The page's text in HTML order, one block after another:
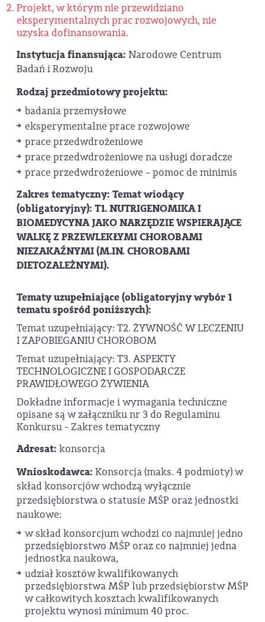
Projekt, w którym nie przewidziano
eksperymentalnych prac rozwojowych, nie
uzyska dofinansowania.
Instytucja finansująca: Narodowe Centrum
Badań i Rozwoju
Rodzaj przedmiotowy projektu:
badania przemysłowe
eksperymentalne prace rozwojowe
prace przedwdrożeniowe
prace przedwdrożeniowe na usługi doradcze
prace przedwdrożeniowe – pomoc de minimis
Zakres tematyczny: Temat wiodący
(obligatoryjny): T1. NUTRIGENOMIKA I
BIOMEDYCYNA JAKO NARZĘDZIE WSPIERAJĄCE
WALKĘ Z PRZEWLEKŁYMI CHOROBAMI
NIEZAKAŹNYMI (M.IN. CHOROBAMI
DIETOZALEŻNYMI).
Tematy uzupełniające (obligatoryjny wybór 1
tematu spośród poniższych):
Temat uzupełniający: T2. ŻYWNOŚĆ W LECZENIU
I ZAPOBIEGANIU CHOROBOM
Temat uzupełniający: T3. ASPEKTY
TECHNOLOGICZNE I GOSPODARCZE
PRAWIDŁOWEGO ŻYWIENIA
Dokładne informacje i wymagania techniczne
opisane są w załączniku nr 3 do Regulaminu
Konkursu - Zakres tematyczny
Adresat: konsorcja
Wnioskodawca: Konsorcja (maks. 4 podmioty) w
skład konsorcjów wchodzą wyłącznie
przedsiębiorstwa o statusie MŚP oraz jednostki
naukowe:
w skład konsorcjum wchodzi co najmniej jedno
przedsiębiorstwo MŚP oraz co najmniej jedna
jednostka naukowa,
udział kosztów kwalifikowanych
przedsiębiorstwa MŚP lub przedsiębiorstw MŚP
w całkowitych kosztach kwalifikowanych
projektu wynosi minimum 40 proc.